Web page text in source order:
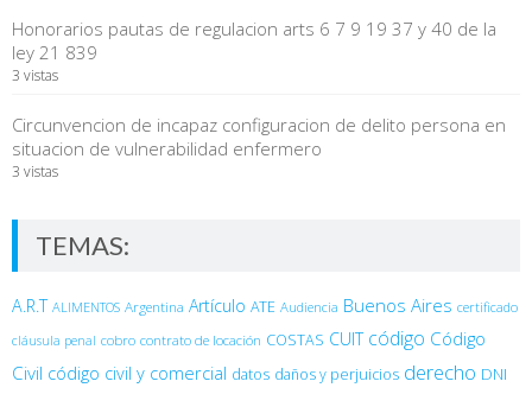
Honorarios pautas de regulacion arts 6 7 9 19 37 y 40 de la
ley 21 839
3 vistas
Circunvencion de incapaz configuracion de delito persona en
situacion de vulnerabilidad enfermero
3 vistas
TEMAS:
A.R.T ALIMENTOS Argentina Artículo ATE Audiencia Buenos Aires certificado
cláusula penal cobro contrato de locación COSTAS CUIT código Código
Civil código civil y comercial datos daños y perjuicios derecho DNI